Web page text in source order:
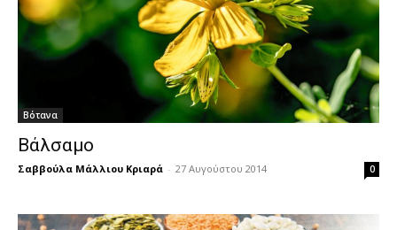
Βότανα
Βάλσαμο
Σαββούλα Μάλλιου Κριαρά - 27 Αυγούστου 2014 0